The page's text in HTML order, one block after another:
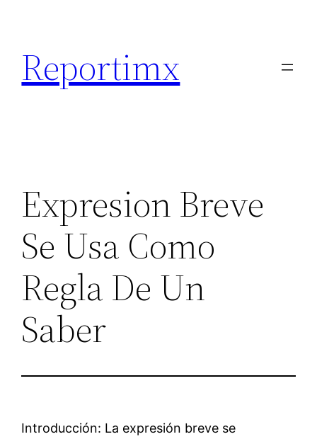
contenido
Reportimx
Expresion Breve
Se Usa Como
Regla De Un
Saber
Introducción: La expresión breve se